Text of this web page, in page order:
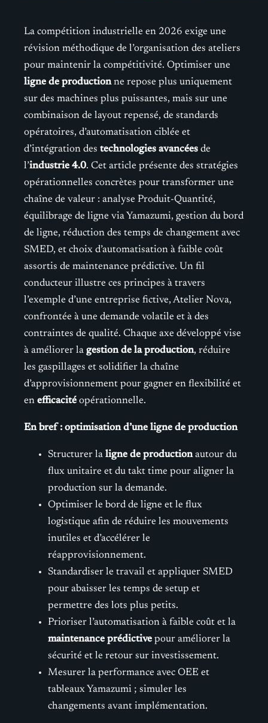
La compétition industrielle en 2026 exige une
révision méthodique de l’organisation des ateliers
pour maintenir la compétitivité. Optimiser une
ligne de productionne repose plus uniquement
sur des machines plus puissantes, mais sur une
combinaison de layout repensé, de standards
opératoires, d’automatisation ciblée et
d’intégration des technologies avancées de
l’industrie 4.0. Cet article présente des stratégies
opérationnelles concrètes pour transformer une
chaîne de valeur : analyse Produit-Quantité,
équilibrage de ligne via Yamazumi, gestion du bord
de ligne, réduction des temps de changement avec
SMED, et choix d’automatisation à faible coût
assortis de maintenance prédictive. Un fil
conducteur illustre ces principes à travers
l’exemple d’une entreprise fictive, Atelier Nova,
confrontée à une demande volatile et à des
contraintes de qualité. Chaque axe développé vise
à améliorer la gestion de la production, réduire
les gaspillages et solidifier la chaîne
d’approvisionnement pour gagner en flexibilité et
en efficacité opérationnelle.
En bref : optimisation d’une ligne de production
Structurer la ligne de productionautour du
flux unitaire et du takt time pour aligner la
production sur la demande.
Optimiser le bord de ligne et le flux
logistique afin de réduire les mouvements
inutiles et d’accélérer le
réapprovisionnement.
Standardiser le travail et appliquer SMED
pour abaisser les temps de setup et
permettre des lots plus petits.
Prioriser l’automatisation à faible coût et la
maintenance prédictive pour améliorer la
sécurité et le retour sur investissement.
Mesurer la performance avec OEE et
tableaux Yamazumi ; simuler les
changements avant implémentation.